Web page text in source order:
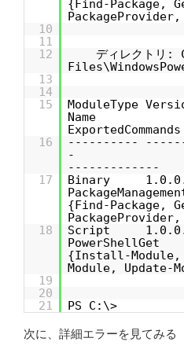
{Find-Package,
10
11
12
ディレクトリ:
13
14
15
ModuleType
ExportedCommands
16
----------
-
-------------
17
Binary
{Find-Package,
18
Script
{Install-Module,
Module, Update-
19
20
21
PS C:\>
次に、詳細エラーを見てみる